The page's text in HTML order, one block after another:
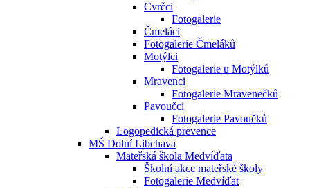
Cvrčci
Fotogalerie
Čmeláci
Fotogalerie Čmeláků
Motýlci
Fotogalerie u Motýlků
Mravenci
Fotogalerie Mravenečků
Pavoučci
Fotogalerie Pavoučků
Logopedická prevence
MŠ Dolní Libchava
Mateřská škola Medvíďata
Školní akce mateřské školy
Fotogalerie Medvíďat